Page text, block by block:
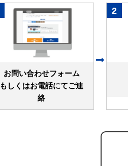
お問い合わせフォーム
もしくはお電話にてご連
絡
2